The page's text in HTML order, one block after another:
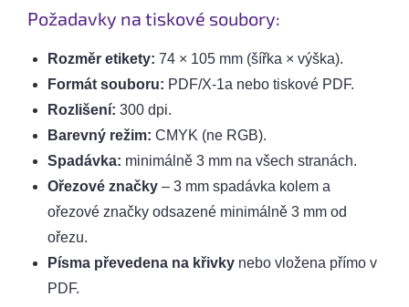
Požadavky na tiskové soubory:
Rozměr etikety: 74 × 105 mm (šířka × výška).
Formát souboru: PDF/X-1a nebo tiskové PDF.
Rozlišení: 300 dpi.
Barevný režim: CMYK (ne RGB).
Spadávka: minimálně 3 mm na všech stranách.
Ořezové značky – 3 mm spadávka kolem a
ořezové značky odsazené minimálně 3 mm od
ořezu.
Písma převedena na křivky nebo vložena přímo v
PDF.